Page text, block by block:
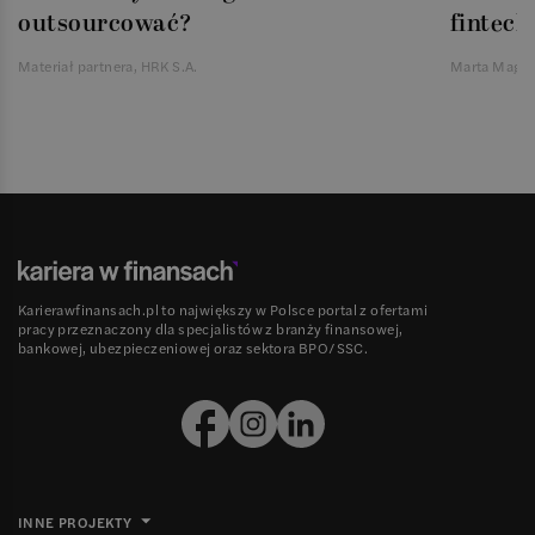
outsourcować?
Materiał partnera, HRK S.A. Marta
Karierawfinansach.pl to największy w Polsce portal z ofertami
pracy przeznaczony dla specjalistów z branży finansowej,
bankowej, ubezpieczeniowej oraz sektora BPO/SSC.
INNE PROJEKTY